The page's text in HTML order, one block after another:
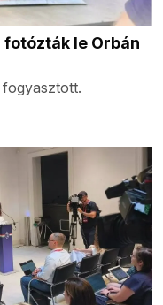
le Orbán
fogyasztott.